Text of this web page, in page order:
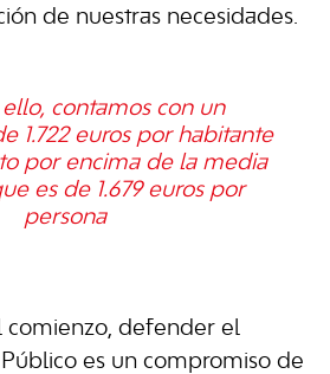
de nuestras necesidades.
ello, contamos con un
1.722 euros por habitante
por encima de la media
es de 1.679 euros por
persona
comienzo, defender el
es un compromiso de